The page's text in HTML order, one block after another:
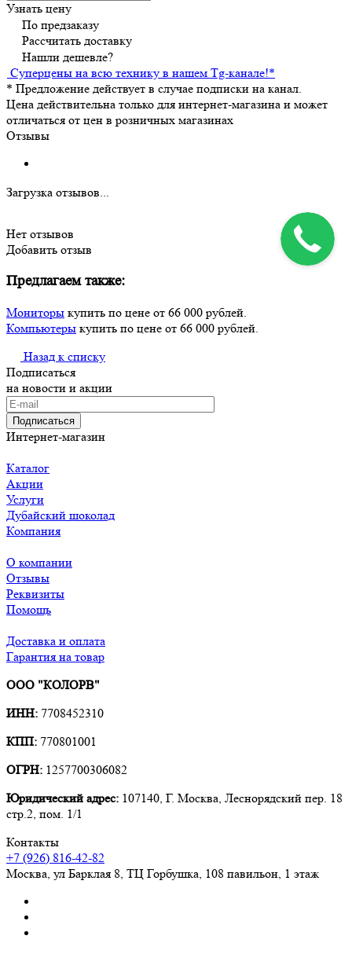
Узнать цену
По предзаказу
Рассчитать доставку
Нашли дешевле?
Суперцены на всю технику в нашем Tg-канале!*
* Предложение действует в случае подписки на канал.
Цена действительна только для интернет-магазина и может
отличаться от цен в розничных магазинах
Отзывы
Загрузка отзывов...
Нет отзывов
Добавить отзыв
Предлагаем также:
Мониторы купить по цене от 66 000 рублей.
Компьютеры купить по цене от 66 000 рублей.
Назад к списку
Подписаться
на новости и акции
Подписаться
Интернет-магазин
Каталог
Акции
Услуги
Дубайский шоколад
Компания
О компании
Отзывы
Реквизиты
Помощь
Доставка и оплата
Гарантия на товар
ООО "КОЛОРВ"
ИНН: 7708452310
КПП: 770801001
ОГРН: 1257700306082
Юридический адрес: 107140, Г. Москва, Леснорядский пер. 18
стр.2, пом. 1/1
Контакты
+7 (926) 816-42-82
Москва ул Барклая 8, ТЦ Горбушка, 108 павильон, 1 этаж